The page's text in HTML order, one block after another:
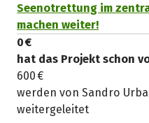
Seenotrettung im
machen weiter!
0 €
hat das Projekt schon
600 €
werden von Sandro
weitergeleitet